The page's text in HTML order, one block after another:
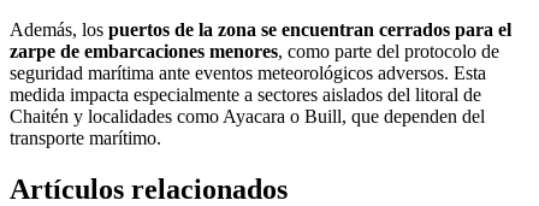
Además, los puertos de la zona se encuentran cerrados para el
zarpe de embarcaciones menores, como parte del protocolo de
seguridad marítima ante eventos meteorológicos adversos. Esta
medida impacta especialmente a sectores aislados del litoral de
Chaitén y localidades como Ayacara o Buill, que dependen del
transporte marítimo.
Artículos relacionados